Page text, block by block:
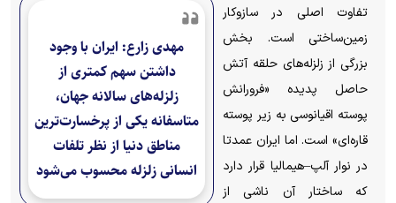
مهدی زارع: ایران با وجود
داشتن سهم کمتری از
زلزله‌های سالانه جهان،
متاسفانه یکی از پرخسارت‌ترین
مناطق دنیا از نظر تلفات
انسانی زلزله محسوب می‌شود
تفاوت اصلی در سازوکار
زمین‌ساختی است. بخش
بزرگی از زلزله‌های حلقه آتش
حاصل پدیده «فرورانش
پوسته اقیانوسی به زیر پوسته
قاره‌ای» است. اما ایران عمدتا
در نوار آلپ–هیمالیا قرار دارد
که ساختار آن ناشی از